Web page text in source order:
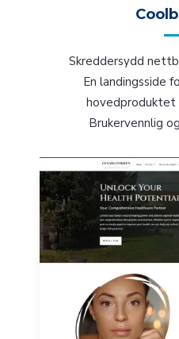
Skreddersydd
En landingsside
hovedproduktet
Brukervennlig